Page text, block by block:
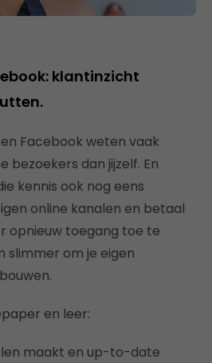
klantinzicht
Facebook weten vaak
bezoekers dan jijzelf. En
kennis ook nog eens
online kanalen en betaal
opnieuw toegang toe te
slimmer om je eigen
en leer:
maakt en up-to-date